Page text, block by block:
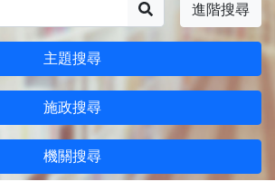
進階搜尋
主題搜尋
施政搜尋
機關搜尋